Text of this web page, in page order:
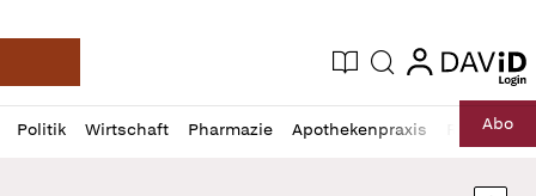
Deutsche Apotheker Zeitung
Aktuelle Ausgabe
Suche login
login
Politik Wirtschaft Pharmazie Apothekenpraxis RechtAbo
Profil
öffnen
Daz
Pur